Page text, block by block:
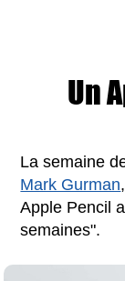
Un
La semaine
Mark Gurman
Apple Pencil
semaines".